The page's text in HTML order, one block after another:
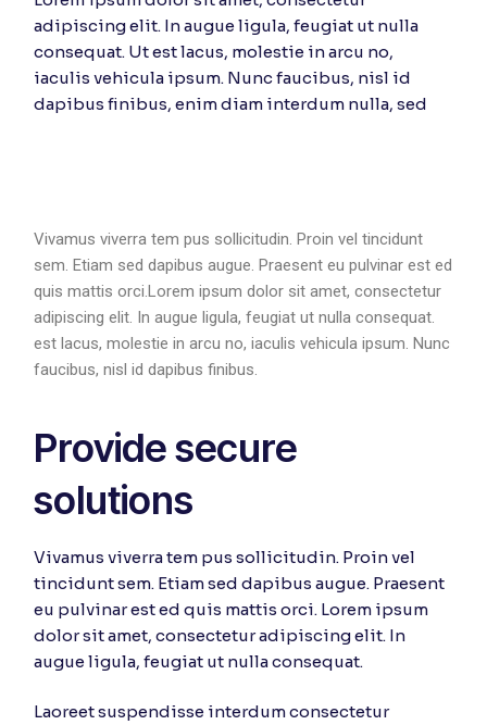
adipiscing elit. In augue ligula, feugiat ut nulla
consequat. Ut est lacus, molestie in arcu no,
iaculis vehicula ipsum. Nunc faucibus, nisl id
dapibus finibus, enim diam interdum nulla, sed
Vivamus viverra tem pus sollicitudin. Proin vel tincidunt
sem. Etiam sed dapibus augue. Praesent eu pulvinar est ed
quis mattis orci.Lorem ipsum dolor sit amet, consectetur
adipiscing elit. In augue ligula, feugiat ut nulla consequat.
est lacus, molestie in arcu no, iaculis vehicula ipsum. Nunc
faucibus, nisl id dapibus finibus.
Provide secure
solutions
Vivamus viverra tem pus sollicitudin. Proin vel
tincidunt sem. Etiam sed dapibus augue. Praesent
eu pulvinar est ed quis mattis orci. Lorem ipsum
dolor sit amet, consectetur adipiscing elit. In
augue ligula, feugiat ut nulla consequat.
Laoreet suspendisse interdum consectetur